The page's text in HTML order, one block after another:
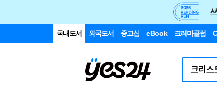
국내도서 외국도서 중고샵 eBook 크레마클럽